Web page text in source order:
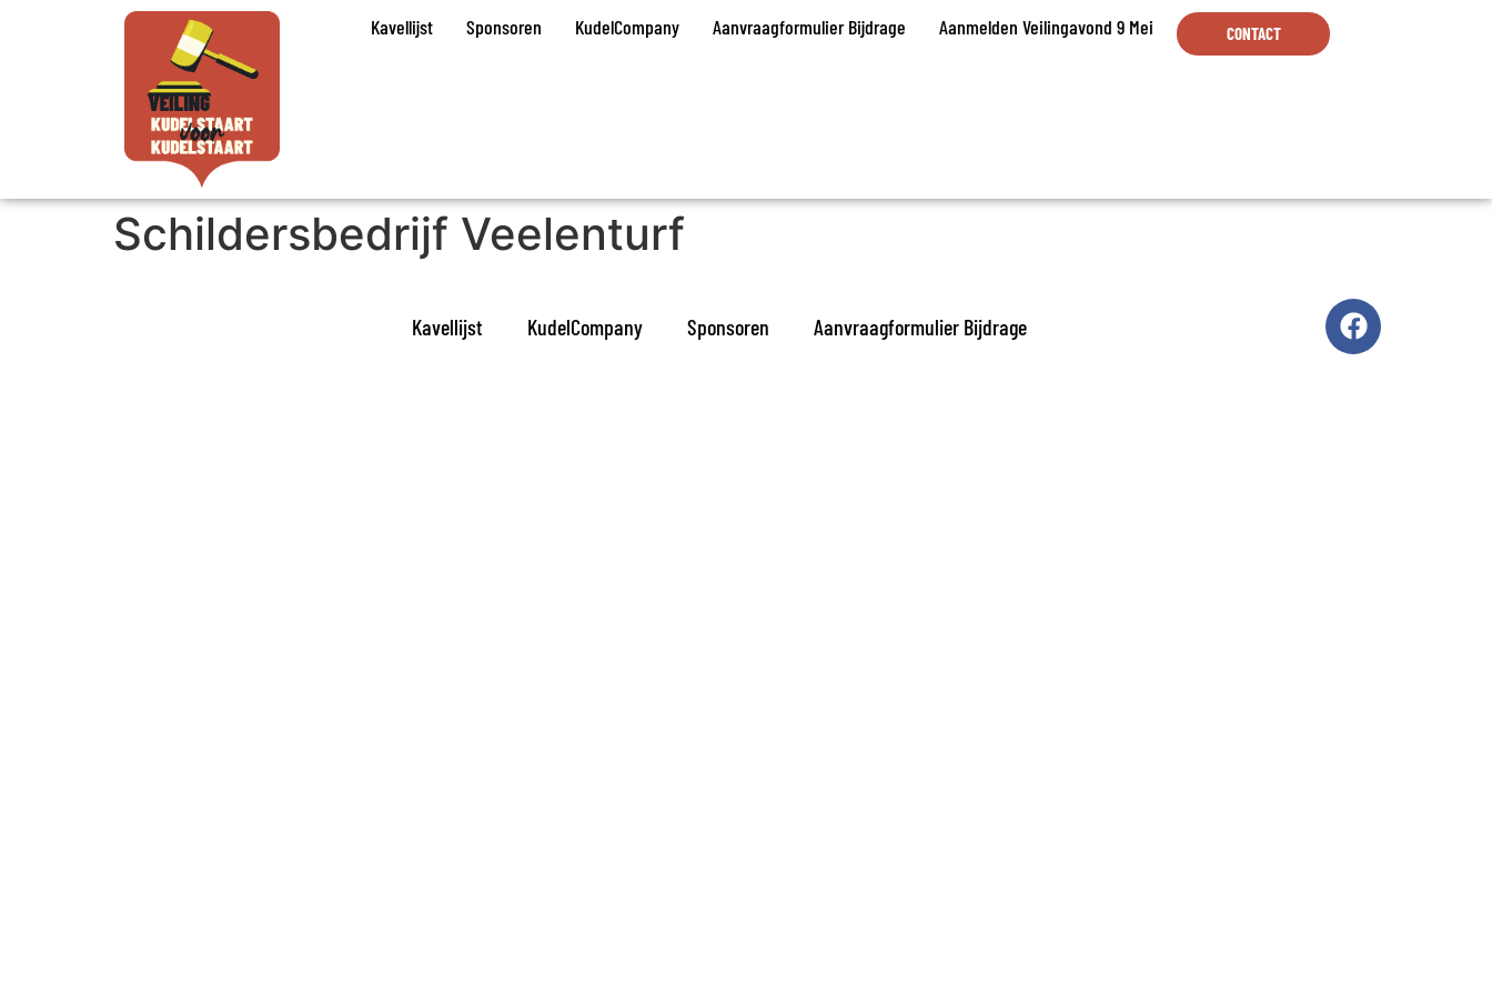
Kavellijst Sponsoren KudelCompany Aanvraagformulier Bijdrage Aanmelden Veilingavond 9 Mei CONTACT
Schildersbedrijf Veelenturf
Kavellijst KudelCompany Sponsoren Aanvraagformulier Bijdrage